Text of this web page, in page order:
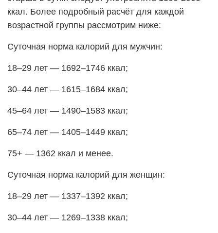
ккал. Более подробный расчёт для каждой
возрастной группы рассмотрим ниже:
Суточная норма калорий для мужчин:
18–29 лет — 1692–1746 ккал;
30–44 лет — 1615–1684 ккал;
45–64 лет — 1490–1583 ккал;
65–74 лет — 1405–1449 ккал;
75+ — 1362 ккал и менее.
Суточная норма калорий для женщин:
18–29 лет — 1337–1392 ккал;
30–44 лет — 1269–1338 ккал;